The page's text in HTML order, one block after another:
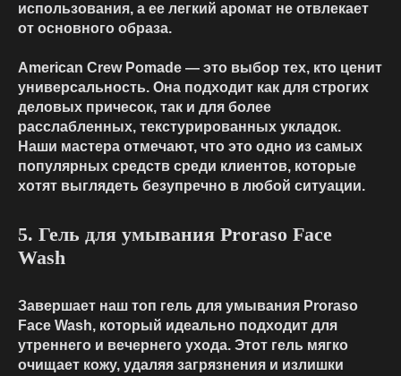
использования, а ее легкий аромат не отвлекает
от основного образа.
American Crew Pomade — это выбор тех, кто ценит
универсальность. Она подходит как для строгих
деловых причесок, так и для более
расслабленных, текстурированных укладок.
Наши мастера отмечают, что это одно из самых
популярных средств среди клиентов, которые
хотят выглядеть безупречно в любой ситуации.
5. Гель для умывания Proraso Face
Wash
Завершает наш топ гель для умывания Proraso
Face Wash, который идеально подходит для
утреннего и вечернего ухода. Этот гель мягко
очищает кожу, удаляя загрязнения и излишки